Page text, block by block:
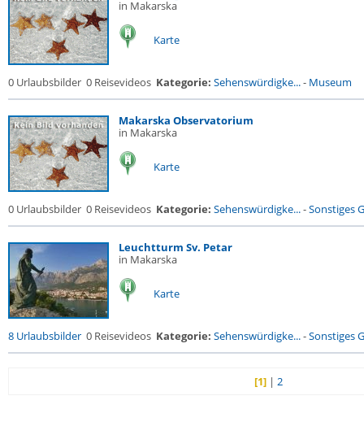
in Makarska
Karte
0 Urlaubsbilder 0 Reisevideos Kategorie: Sehenswürdigke...- Museum
Makarska Observatorium
in Makarska
Karte
0 Urlaubsbilder 0 Reisevideos Kategorie: Sehenswürdigke...-Sonstiges
Leuchtturm Sv. Petar
in Makarska
Karte
8 Urlaubsbilder 0 Reisevideos Kategorie: Sehenswürdigke...-Sonstiges
[1] |2